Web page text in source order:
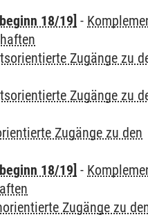
18/19] -
Zugänge zu
Zugänge zu
Zugänge zu den
18/19] -
Zugänge zu